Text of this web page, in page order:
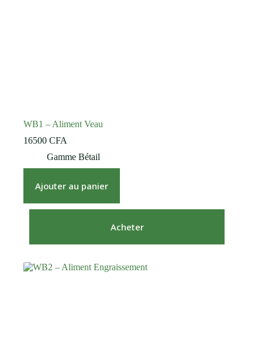
WB1 – Aliment Veau
16500 CFA
Gamme Bétail
Ajouter au panier
Acheter